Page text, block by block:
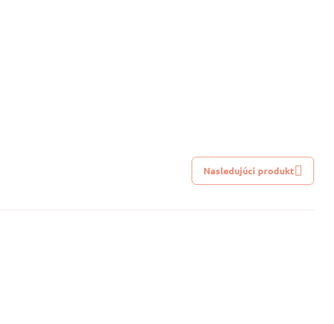
Nasledujúci produkt